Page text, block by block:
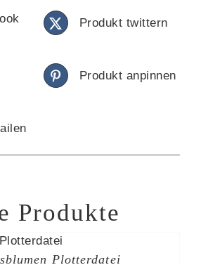
Produkt twittern
Produkt anpinnen
Produkte
Plotterdatei